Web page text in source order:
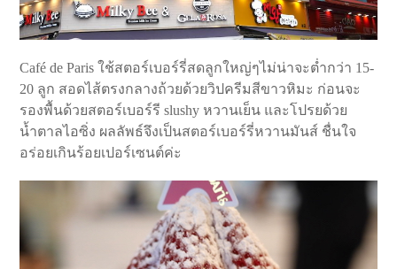
Café de Paris ใช้สตอร์เบอร์รี่สดลูกใหญ่ๆไม่น่าจะต่ำกว่า 15-
20 ลูก สอดไส้ตรงกลางถ้วยด้วยวิปครีมสีขาวหิมะ ก่อนจะ
รองพื้นด้วยสตอร์เบอร์รี slushy หวานเย็น และโปรยด้วย
น้ำตาลไอซิ่ง ผลลัพธ์จึงเป็นสตอร์เบอร์รี่หวานมันส์ ชื่นใจ
อร่อยเกินร้อยเปอร์เซนต์ค่ะ